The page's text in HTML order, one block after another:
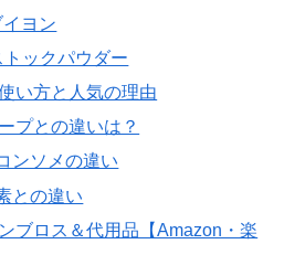
ヨン
ックパウダー
い方と人気の理由
プとの違いは？
ンソメの違い
との違い
ブロス＆代用品【Amazon・楽